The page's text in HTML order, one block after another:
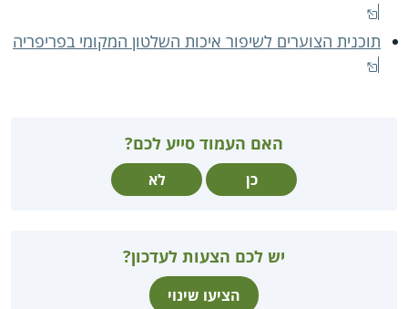
תוכנית הצוערים לשיפור איכות השלטון המקומי בפריפריה
האם העמוד סייע לכם?
כן לא
יש לכם הצעות לעדכון?
הציעו שינוי